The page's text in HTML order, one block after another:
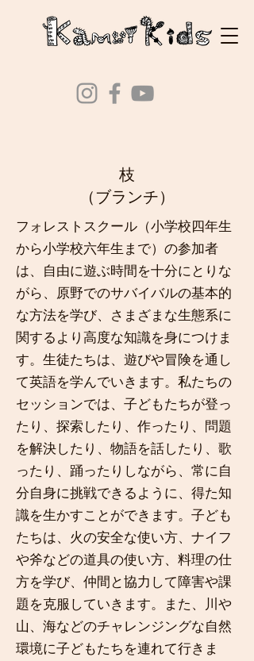
枝
​（ブランチ）
フォレストスクール（小学校四年生
から小学校六年生まで）の参加者
は、自由に遊ぶ時間を十分にとりな
がら、原野でのサバイバルの基本的
な方法を学び、さまざまな生態系に
関するより高度な知識を身につけま
す。生徒たちは、遊びや冒険を通し
て英語を学んでいきます。私たちの
セッションでは、子どもたちが登っ
たり、探索したり、作ったり、問題
を解決したり、物語を話したり、歌
ったり、踊ったりしながら、常に自
分自身に挑戦できるように、得た知
識を生かすことができます。子ども
たちは、火の安全な使い方、ナイフ
や斧などの道具の使い方、料理の仕
方を学び、仲間と協力して障害や課
題を克服していきます。また、川や
山、海などのチャレンジングな自然
環境に子どもたちを連れて行きま